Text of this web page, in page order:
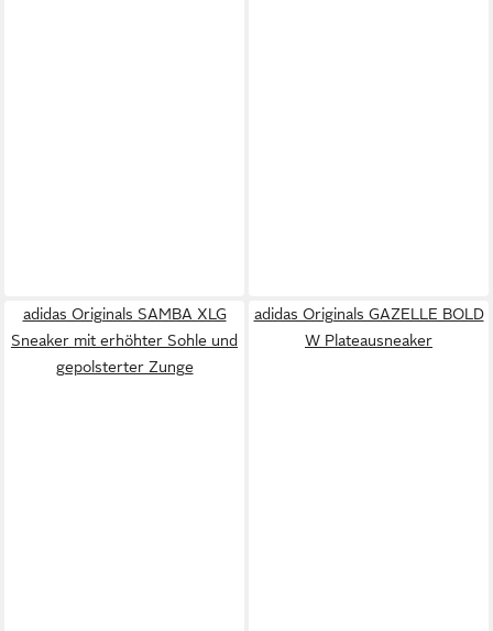
adidas Originals SAMBA XLG
Sneaker mit erhöhter Sohle und
gepolsterter Zunge
adidas Originals GAZELLE BOLD
W Plateausneaker